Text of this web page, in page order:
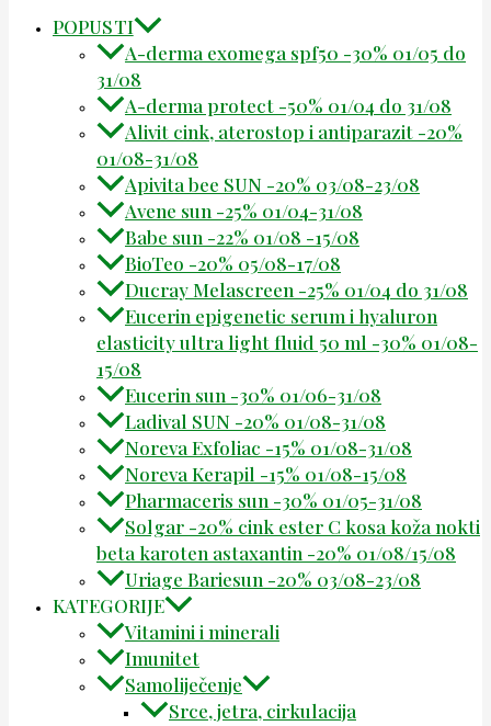
POPUSTI
A-derma exomega spf50 -30% 01/05 do
31/08
A-derma protect -50% 01/04 do 31/08
Alivit cink, aterostop i antiparazit -20%
01/08-31/08
Apivita bee SUN -20% 03/08-23/08
Avene sun -25% 01/04-31/08
Babe sun -22% 01/08 -15/08
BioTeo -20% 05/08-17/08
Ducray Melascreen -25% 01/04 do 31/08
Eucerin epigenetic serum i hyaluron
elasticity ultra light fluid 50 ml -30% 01/08-
15/08
Eucerin sun -30% 01/06-31/08
Ladival SUN -20% 01/08-31/08
Noreva Exfoliac -15% 01/08-31/08
Noreva Kerapil -15% 01/08-15/08
Pharmaceris sun -30% 01/05-31/08
Solgar -20% cink ester C kosa koža nokti
beta karoten astaxantin -20% 01/08/15/08
Uriage Bariesun -20% 03/08-23/08
KATEGORIJE
Vitamini i minerali
Imunitet
Samoliječenje
Srce, jetra, cirkulacija